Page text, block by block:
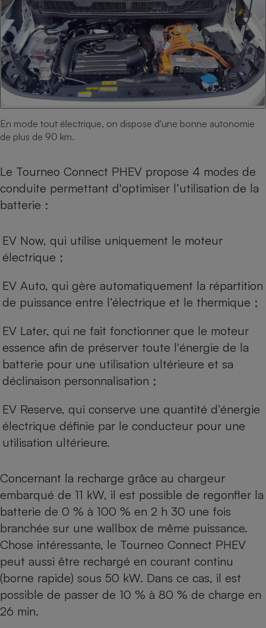
En mode tout électrique, on dispose d'une bonne autonomie
de plus de 90 km.
Le Tourneo Connect PHEV propose 4 modes de
conduite permettant d'optimiser l’utilisation de la
batterie :
EV Now, qui utilise uniquement le moteur
électrique ;
EV Auto, qui gère automatiquement la répartition
de puissance entre l’électrique et le thermique ;
EV Later, qui ne fait fonctionner que le moteur
essence afin de préserver toute l'énergie de la
batterie pour une utilisation ultérieure et sa
déclinaison personnalisation ;
EV Reserve, qui conserve une quantité d’énergie
électrique définie par le conducteur pour une
utilisation ultérieure.
Concernant la recharge grâce au chargeur
embarqué de 11 kW, il est possible de regonfler la
batterie de 0 % à 100 % en 2 h 30 une fois
branchée sur une wallbox de même puissance.
Chose intéressante, le Tourneo Connect PHEV
peut aussi être rechargé en courant continu
(borne rapide) sous 50 kW. Dans ce cas, il est
possible de passer de 10 % à 80 % de charge en
26 min.